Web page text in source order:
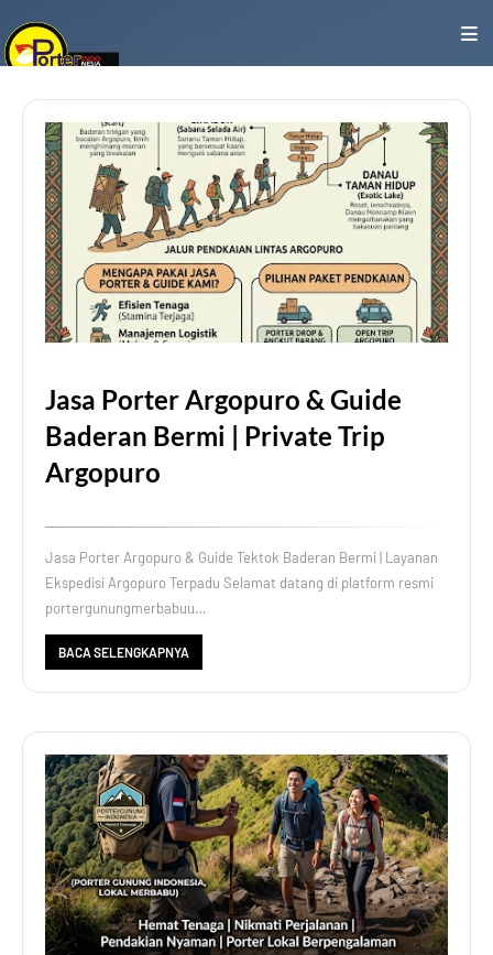
Jasa Porter Argopuro & Guide
Baderan Bermi | Private Trip
Argopuro
Jasa Porter Argopuro & Guide Tektok Baderan Bermi | Layanan
Ekspedisi Argopuro Terpadu Selamat datang di platform resmi
portergunungmerbabuu…
BACA SELENGKAPNYA